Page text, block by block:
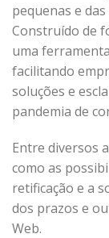
pequenas e
Construído de
uma
facilitando
soluções e
pandemia de
Entre diversos
como as
retificação e a
dos prazos e
Web.